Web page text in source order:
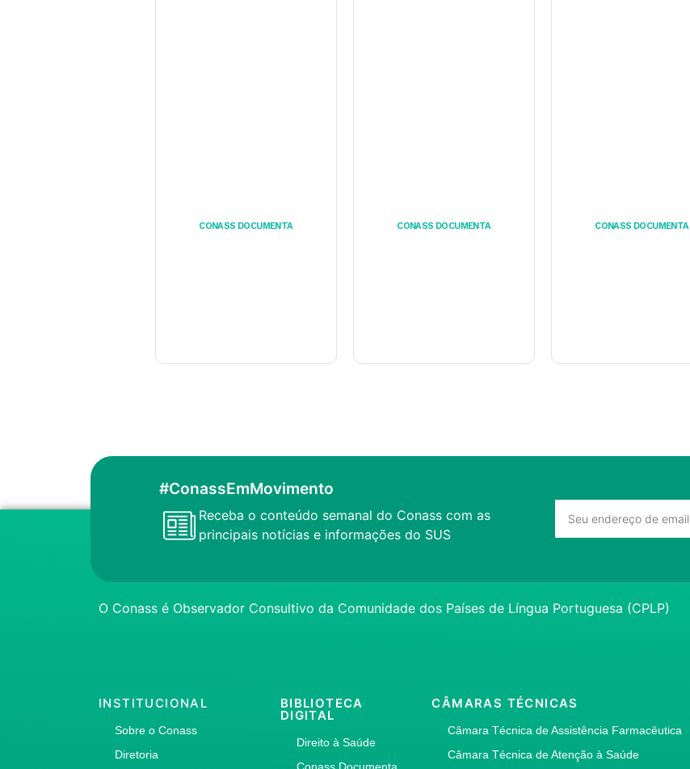
CONASS DOCUMENTA CONASS DOCUMENTA CONASS DOCUMENTA
#ConassEmMovimento
Receba o conteúdo semanal do Conass com as
principais notícias e informações do SUS
O Conass é Observador Consultivo da Comunidade dos Países de Língua Portuguesa (CPLP)
INSTITUCIONAL
Sobre o Conass
Diretoria
BIBLIOTECA
DIGITAL
Direito à Saúde
CÂMARAS TÉCNICAS
Câmara Técnica de Assistência Farmacêutica
Câmara Técnica de Atenção à Saúde